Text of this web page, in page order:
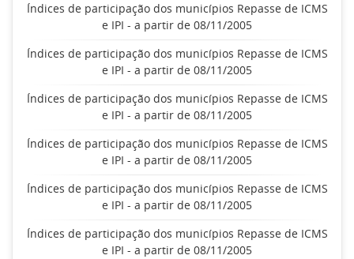
Índices de participação dos municípios Repasse de ICMS
e IPI - a partir de 08/11/2005
Índices de participação dos municípios Repasse de ICMS
e IPI - a partir de 08/11/2005
Índices de participação dos municípios Repasse de ICMS
e IPI - a partir de 08/11/2005
Índices de participação dos municípios Repasse de ICMS
e IPI - a partir de 08/11/2005
Índices de participação dos municípios Repasse de ICMS
e IPI - a partir de 08/11/2005
Índices de participação dos municípios Repasse de ICMS
e IPI - a partir de 08/11/2005